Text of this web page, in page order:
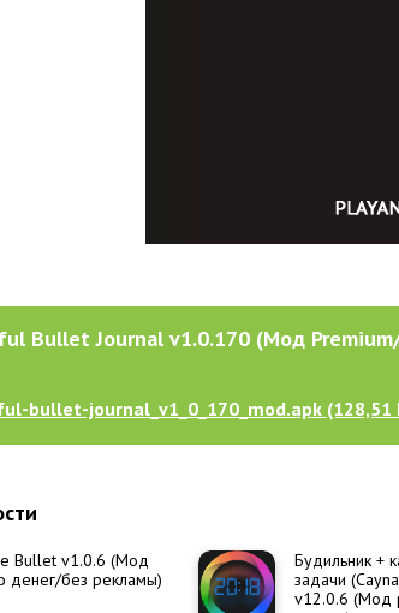
Bullet Journal v1.0.170 (Мод
bullet-journal_v1_0_170_mod.apk (128,51
Bullet v1.0.6 (Мод
денег/без рекламы)
Будильник +
задачи
v12.0.6 (Мод